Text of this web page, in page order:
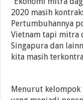
2020 masih
Pertumbuhannya
Vietnam tapi mitra
Singapura dan
kita masih
Menurut kelompok